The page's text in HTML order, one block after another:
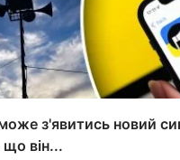
з'явитись новий
він...